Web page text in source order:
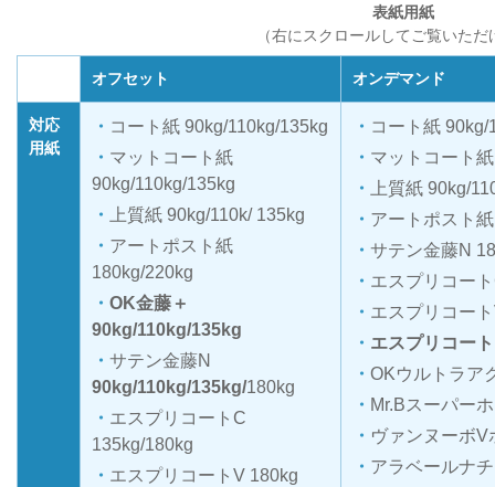
表紙用紙
（右にスクロールしてご覧いただ
オフセット オンデマンド
対応
用紙
コート紙 90kg/110kg/135kg
マットコート紙
90kg/110kg/135kg
上質紙 90kg/110k/ 135kg
アートポスト紙
180kg/220kg
OK金藤＋
90kg/110kg/135kg
サテン金藤N
90kg/110kg/135kg/180kg
エスプリコートC
135kg/180kg
エスプリコートV 180kg
コート紙 90kg/
マットコート
上質紙 90kg/
アートポスト
サテン金藤N
エスプリコー
エスプリコー
エスプリコー
OKウルトラア
Mr.Bスーパー
ヴァンヌーボ
アラベールナ